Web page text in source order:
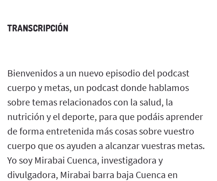
TRANSCRIPCIÓN
Bienvenidos a un nuevo episodio del podcast
cuerpo y metas, un podcast donde hablamos
sobre temas relacionados con la salud, la
nutrición y el deporte, para que podáis aprender
de forma entretenida más cosas sobre vuestro
cuerpo que os ayuden a alcanzar vuestras metas.
Yo soy Mirabai Cuenca, investigadora y
divulgadora, Mirabai barra baja Cuenca en